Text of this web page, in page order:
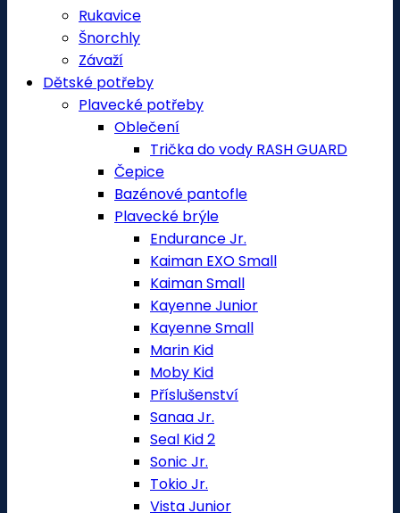
Rukavice
Šnorchly
Závaží
Dětské potřeby
Plavecké potřeby
Oblečení
Trička do vody RASH GUARD
Čepice
Bazénové pantofle
Plavecké brýle
Endurance Jr.
Kaiman EXO Small
Kaiman Small
Kayenne Junior
Kayenne Small
Marin Kid
Moby Kid
Příslušenství
Sanaa Jr.
Seal Kid 2
Sonic Jr.
Tokio Jr.
Vista Junior